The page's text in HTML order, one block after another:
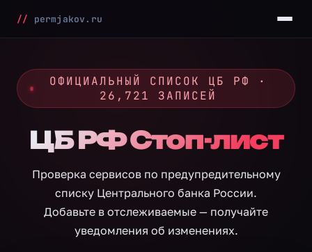
// permjakov.ru
ОФИЦИАЛЬНЫЙ СПИСОК ЦБ РФ ·
26,721 ЗАПИСЕЙ
ЦБ РФ Стоп-лист
Проверка сервисов по предупредительному
списку Центрального банка России.
Добавьте в отслеживаемые — получайте
уведомления об изменениях.